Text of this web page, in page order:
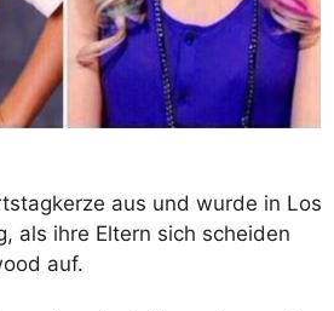
aus und wurde in Los
als ihre Eltern sich scheiden
auf.